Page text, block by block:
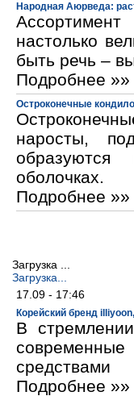
Народная Аюрведа:
настолько
быть речь –
Подробнее »»
Остроконечные
наросты,
оболочках.
Подробнее »»
Загрузка ...
Загрузка...
17.09 - 17:46
Корейский бренд
В
средствами
Подробнее »»